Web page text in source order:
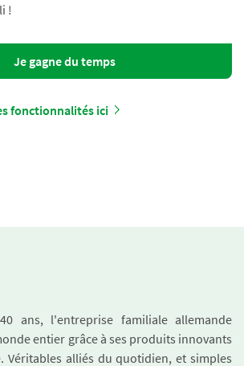
!
Je gagne du temps
fonctionnalités ici
ans, l'entreprise familiale allemande
entier grâce à ses produits innovants
Véritables alliés du quotidien, et simples